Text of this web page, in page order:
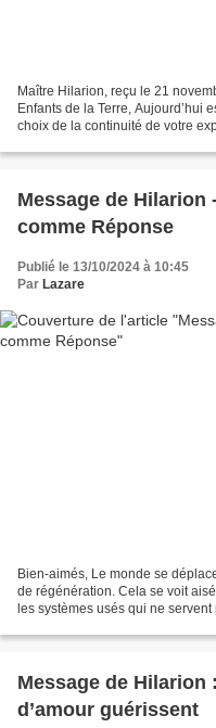
Maître Hilarion, reçu le 21
Enfants de la Terre, Aujourd’hui
choix de la continuité de votre
Message de Hilarion
comme Réponse
Publié le 13/10/2024 à 10:45
Par Lazare
Bien-aimés, Le monde se
de régénération. Cela se voit
les systèmes usés qui ne
Message de
d’amour guérissent